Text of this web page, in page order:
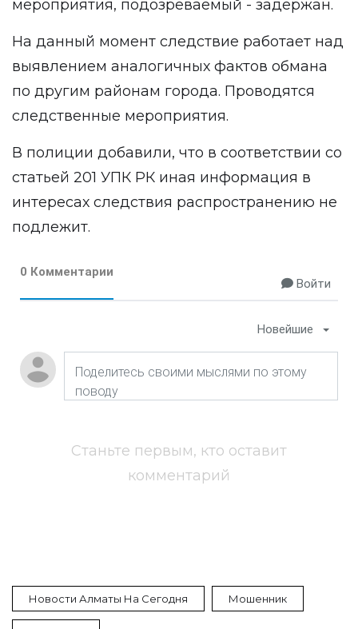
мероприятия, подозреваемый - задержан.
На данный момент следствие работает над
выявлением аналогичных фактов обмана
по другим районам города. Проводятся
следственные мероприятия.
В полиции добавили, что в соответствии со
статьей 201 УПК РК иная информация в
интересах следствия распространению не
подлежит.
0 Комментарии
Войти
Новейшие
Станьте первым, кто оставит
комментарий
Новости Алматы На Сегодня Мошенник